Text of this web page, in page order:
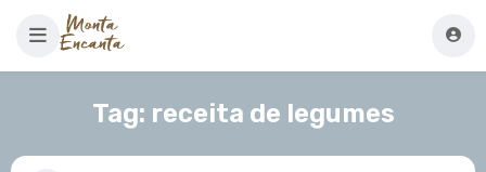
Tag: receita de legumes